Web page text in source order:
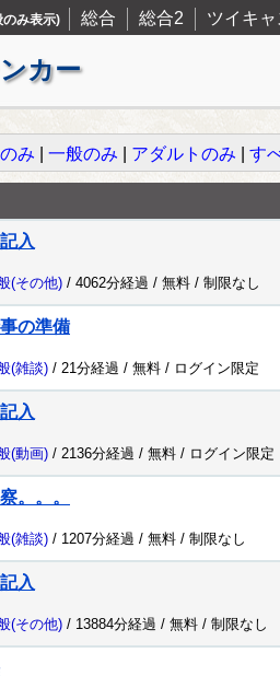
のみ表示) 総合 総合2 ツイキャ
カー
み 一般のみ アダルトのみ す
入
(その他) / 4062分経過 / 無料 / 制限なし
の準備
(雑談) / 21分経過 / 無料 / ログイン限定
入
(動画) / 2136分経過 / 無料 / ログイン限定
。。。
(雑談) / 1207分経過 / 無料 / 制限なし
入
(その他) / 13884分経過 / 無料 / 制限なし